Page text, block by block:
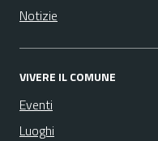
Notizie
VIVERE IL COMUNE
Eventi
Luoghi